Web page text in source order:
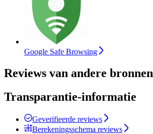
Google Safe Browsing
Reviews van andere bronnen
Transparantie-informatie
Geverifieerde reviews
Berekeningsschema reviews